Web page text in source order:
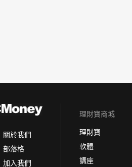
關於我們
部落格
加入我們
理財寶商城
理財寶
軟體
講座